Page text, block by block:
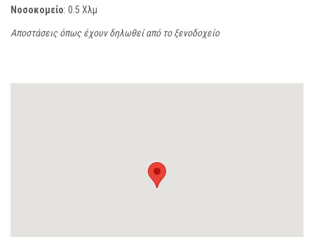
Νοσοκομείο: 0.5 Χλμ
Αποστάσεις όπως έχουν δηλωθεί από το ξενοδοχείο